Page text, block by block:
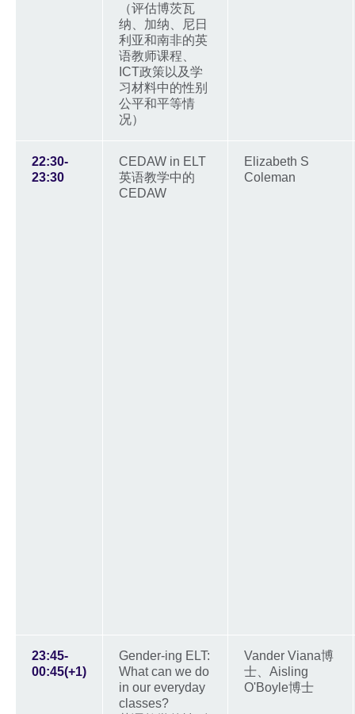
（评估博茨瓦
纳、加纳、尼日
利亚和南非的英
语教师课程、
ICT政策以及学
习材料中的性别
公平和平等情
况）
22:30-
23:30
CEDAW in ELT
英语教学中的
CEDAW
Elizabeth S
Coleman
23:45-
00:45(+1)
Gender-ing ELT:
What can we do
in our everyday
classes?
Vander Viana博
士、Aisling
O'Boyle博士